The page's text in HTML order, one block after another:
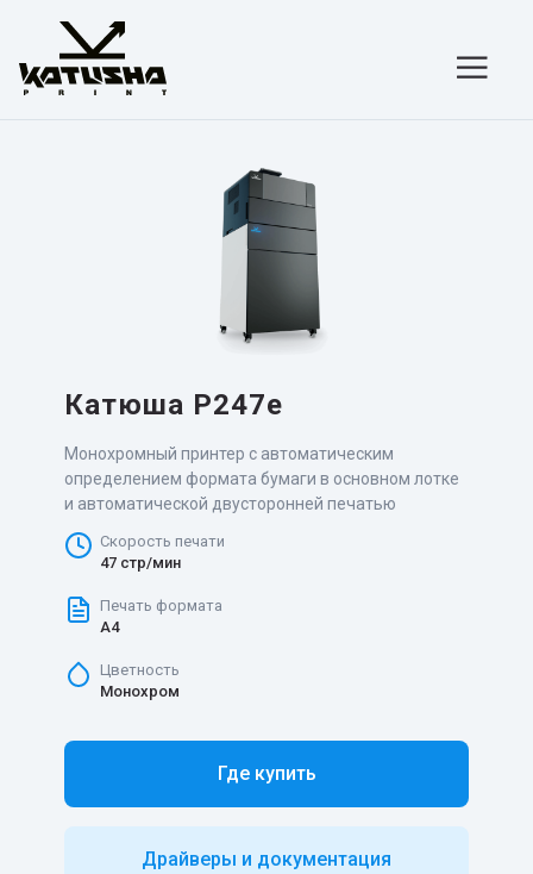
content
Катюша P247e
Монохромный принтер с автоматическим
определением формата бумаги в основном лотке
и автоматической двусторонней печатью
Скорость печати
47 стр/мин
Печать формата
A4
Цветность
Монохром
Где купить
Драйверы и документация